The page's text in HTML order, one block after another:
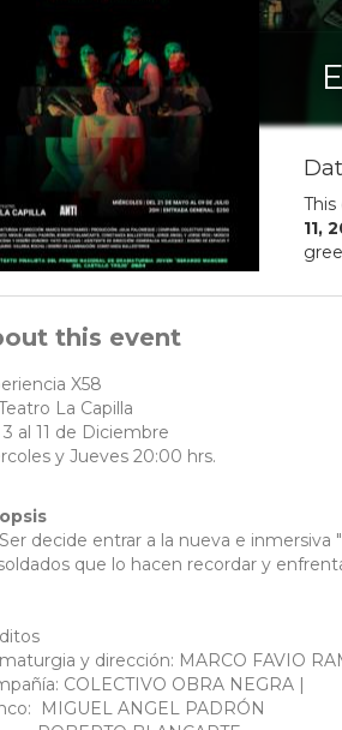
11,
this event
X58
La Capilla
3 al 11 de Diciembre
y Jueves 20:00 hrs.
decide entrar a la nueva e
que lo hacen recordar y
y dirección: MARCO FAVIO
COLECTIVO OBRA NEGRA
MIGUEL ANGEL PADRÓN